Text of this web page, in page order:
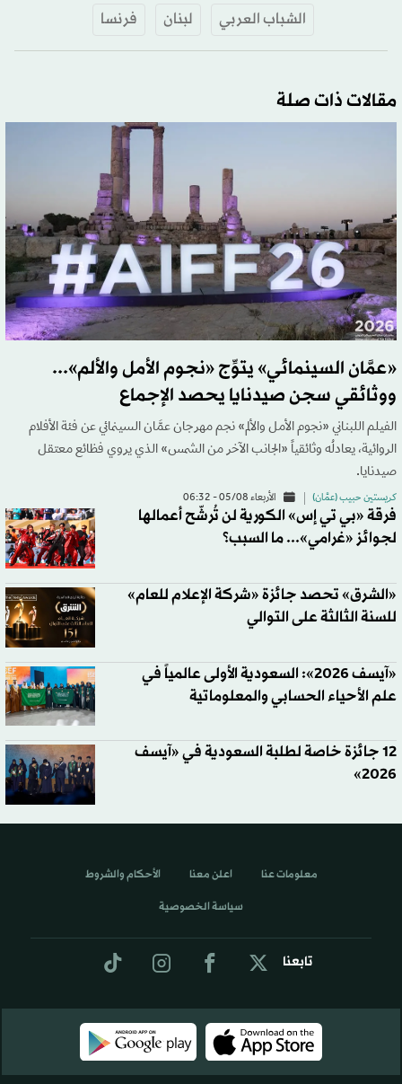
الشباب العربي
لبنان فرنسا
مقالات ذات صلة
«عمَّان السينمائي» يتوِّج «نجوم الأمل والألم»...
ووثائقي سجن صيدنايا يحصد الإجماع
الفيلم اللبناني «نجوم الأمل والألم» نجم مهرجان عمَّان السينمائي عن فئة الأفلام
الروائية، يعادلُه وثائقياً «الجانب الآخر من الشمس» الذي يروي فظائع معتقل
صيدنايا.
كريستين حبيب (عمَّان) الأربعاء 05/08 - 06:32
فرقة «بي تي إس» الكورية لن تُرشّح أعمالها
لجوائز «غرامي»... ما السبب؟
«الشرق» تحصد جائزة «شركة الإعلام للعام»
للسنة الثالثة على التوالي
«آيسف 2026»: السعودية الأولى عالمياً في
علم الأحياء الحسابي والمعلوماتية
12 جائزة خاصة لطلبة السعودية في «آيسف
2026»
تابعنا
معلومات عنا اعلن معنا الأحكام والشروط
سياسة الخصوصية